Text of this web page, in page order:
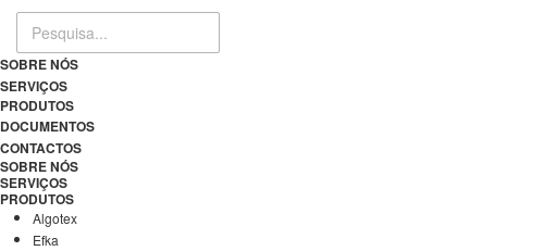
SOBRE NÓS
SERVIÇOS
PRODUTOS
DOCUMENTOS
CONTACTOS
SOBRE NÓS
SERVIÇOS
PRODUTOS
Algotex
Efka